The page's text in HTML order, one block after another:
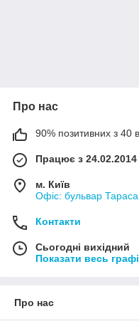
Про нас
90% позитивних з 40
Працює з 24.02.2014
м. Київ
Офіс: бульвар
Контакти
Сьогодні вихідний
Показати весь
Про нас